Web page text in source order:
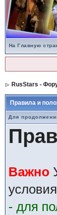
На Главную
RusStars -
Правила и
Для
Важно
- для